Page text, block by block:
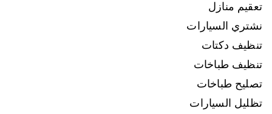
تعقيم منازل
نشتري السيارات
تنظيف دكتات
تنظيف طباخات
تصليح طباخات
تظليل السيارات